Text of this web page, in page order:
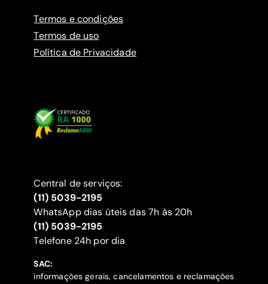
Termos e condições
Termos de uso
Política de Privacidade
Central de serviços:
(11) 5039-2195
WhatsApp dias úteis das 7h às 20h
(11) 5039-2195
‍Telefone 24h por dia
SAC:
informações gerais, cancelamentos e reclamações